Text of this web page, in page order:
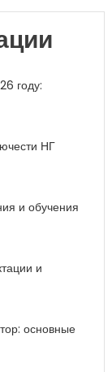
году:
НГ
и обучения
и
основные